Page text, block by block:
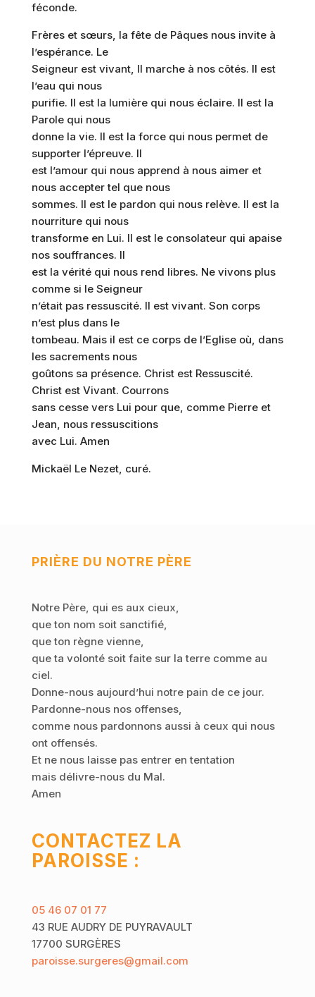
féconde.
Frères et sœurs, la fête de Pâques nous invite à
l’espérance. Le
Seigneur est vivant, Il marche à nos côtés. Il est
l’eau qui nous
purifie. Il est la lumière qui nous éclaire. Il est la
Parole qui nous
donne la vie. Il est la force qui nous permet de
supporter l’épreuve. Il
est l’amour qui nous apprend à nous aimer et
nous accepter tel que nous
sommes. Il est le pardon qui nous relève. Il est la
nourriture qui nous
transforme en Lui. Il est le consolateur qui apaise
nos souffrances. Il
est la vérité qui nous rend libres. Ne vivons plus
comme si le Seigneur
n’était pas ressuscité. Il est vivant. Son corps
n’est plus dans le
tombeau. Mais il est ce corps de l’Eglise où, dans
les sacrements nous
goûtons sa présence. Christ est Ressuscité.
Christ est Vivant. Courrons
sans cesse vers Lui pour que, comme Pierre et
Jean, nous ressuscitions
avec Lui. Amen
Mickaël Le Nezet, curé.
PRIÈRE DU NOTRE PÈRE
Notre Père, qui es aux cieux,
que ton nom soit sanctifié,
que ton règne vienne,
que ta volonté soit faite sur la terre comme au
ciel.
Donne-nous aujourd’hui notre pain de ce jour.
Pardonne-nous nos offenses,
comme nous pardonnons aussi à ceux qui nous
ont offensés.
Et ne nous laisse pas entrer en tentation
mais délivre-nous du Mal.
Amen
CONTACTEZ LA
PAROISSE :
05 46 07 01 77
43 RUE AUDRY DE PUYRAVAULT
17700 SURGÈRES
paroisse.surgeres@gmail.com